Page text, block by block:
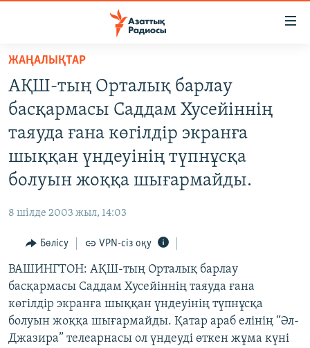
Skip
main
content
main
Navigation
to
САЯСАТ
AZATTYQTV
АДАМ ҚҰҚЫҚТАРЫ
АРНАЙЫ ЖОБАЛАР
Русский
ЖАЗЫЛЫҢЫЗ
ЖАҢАЛЫҚТАР
АҚШ-тың Орталық барлау
басқармасы Саддам Хусейіннің
таяуда ғана көгілдір экранға
шыққан үндеуінің түпнұсқа
болуын жоққа шығармайды.
8 шілде 2003 жыл, 14:03
Бөлісу VPN-сіз оқу
ВАШИНГТОН: АҚШ-тың Орталық барлау
басқармасы Саддам Хусейіннің таяуда ғана
көгілдір экранға шыққан үндеуінің түпнұсқа
болуын жоққа шығармайды. Қатар араб елінің “Әл-
Джазира” телеарнасы ол үндеуді өткен жұма күні